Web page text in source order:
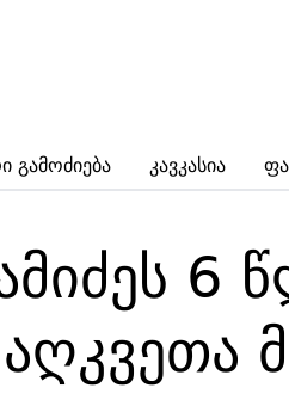
Გამოძიება Კავკასია
6